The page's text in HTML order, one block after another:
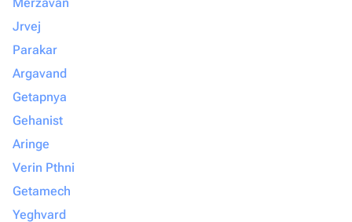
Jrvej
Parakar
Argavand
Getapnya
Gehanist
Aringe
Verin Pthni
Getamech
Yeghvard